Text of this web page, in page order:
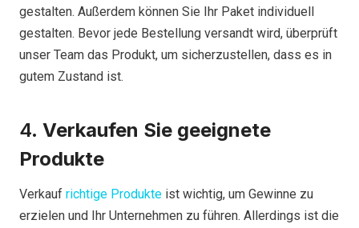
gestalten. Außerdem können Sie Ihr Paket individuell
gestalten. Bevor jede Bestellung versandt wird, überprüft
unser Team das Produkt, um sicherzustellen, dass es in
gutem Zustand ist.
4. Verkaufen Sie geeignete
Produkte
Verkauf richtige Produkte ist wichtig, um Gewinne zu
erzielen und Ihr Unternehmen zu führen. Allerdings ist die